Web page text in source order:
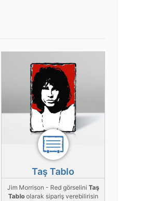
Taş Tablo
Jim Morrison - Red görselini Taş
Tabloolarak sipariş verebilirisin